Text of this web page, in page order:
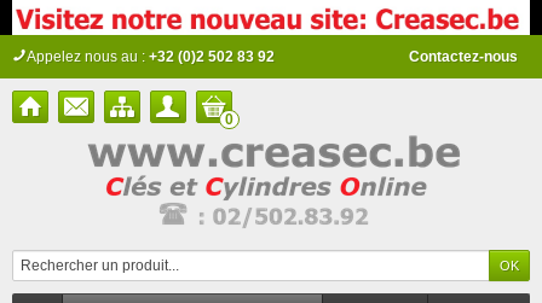
Contactez-nous
Appelez nous au : +32 (0)2 502 83 92
0